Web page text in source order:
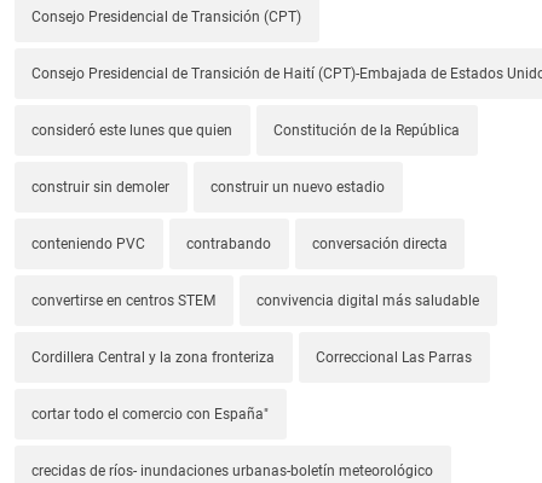
Consejo Presidencial de Transición (CPT)
Consejo Presidencial de Transición de Haití (CPT)-Embajada de Estados
consideró este lunes que quien Constitución de la República
construir sin demoler construir un nuevo estadio
conteniendo PVC contrabando conversación directa
convertirse en centros STEM convivencia digital más saludable
Cordillera Central y la zona fronteriza Correccional Las Parras
cortar todo el comercio con España"
crecidas de ríos- inundaciones urbanas-boletín meteorológico